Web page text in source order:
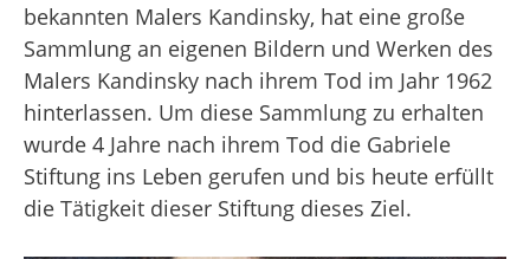
bekannten Malers Kandinsky, hat eine große
Sammlung an eigenen Bildern und Werken des
Malers Kandinsky nach ihrem Tod im Jahr 1962
hinterlassen. Um diese Sammlung zu erhalten
wurde 4 Jahre nach ihrem Tod die Gabriele
Stiftung ins Leben gerufen und bis heute erfüllt
die Tätigkeit dieser Stiftung dieses Ziel.